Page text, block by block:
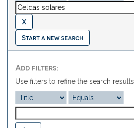
Start a new search
Add filters:
Use filters to refine the search results.